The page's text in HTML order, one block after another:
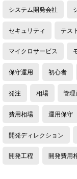
システム開発会社
セキュリティ テス
マイクロサービス
保守運用 初心者
発注 相場 管
費用相場 運用保守
開発ディレクション
開発工程 開発費用